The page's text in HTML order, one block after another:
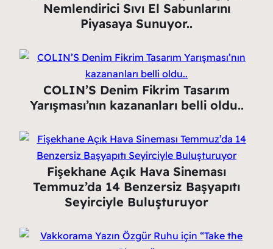
Nemlendirici Sıvı El Sabunlarını
Piyasaya Sunuyor..
COLIN’S Denim Fikrim Tasarım
Yarışması’nın kazananları belli oldu..
Fişekhane Açık Hava Sineması
Temmuz’da 14 Benzersiz Başyapıtı
Seyirciyle Buluşturuyor